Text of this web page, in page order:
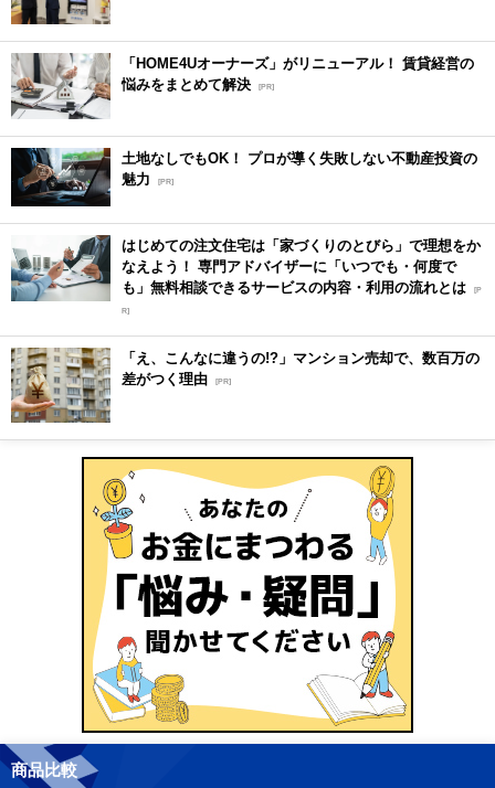
「HOME4Uオーナーズ」がリニューアル！ 賃貸経営の
悩みをまとめて解決 [PR]
土地なしでもOK！ プロが導く失敗しない不動産投資の
魅力
[PR]
はじめての注文住宅は「家づくりのとびら」で理想をか
なえよう！ 専門アドバイザーに「いつでも・何度で
も」無料相談できるサービスの内容・利用の流れとは [P
R]
「え、こんなに違うの!?」マンション売却で、数百万の
差がつく理由 [PR]
商品比較